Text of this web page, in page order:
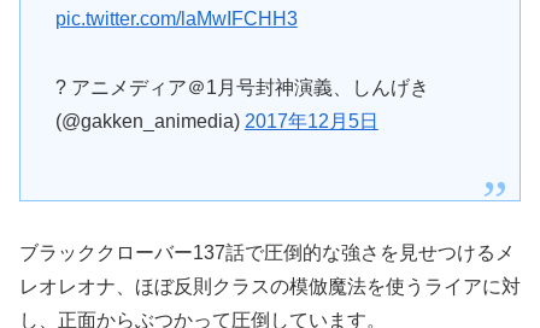
pic.twitter.com/laMwIFCHH3
? アニメディア＠1月号封神演義、しんげき
(@gakken_animedia) 2017年12月5日
ブラッククローバー137話で圧倒的な強さを見せつけるメ
レオレオナ、ほぼ反則クラスの模倣魔法を使うライアに対
し、正面からぶつかって圧倒しています。